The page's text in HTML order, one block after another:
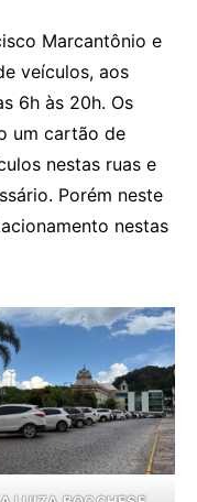
Marcantônio e
veículos, aos
6h às 20h. Os
um cartão de
nestas ruas e
Porém neste
nestas